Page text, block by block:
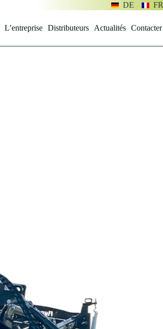
DE FR
L’entreprise Distributeurs Actualités Contacter